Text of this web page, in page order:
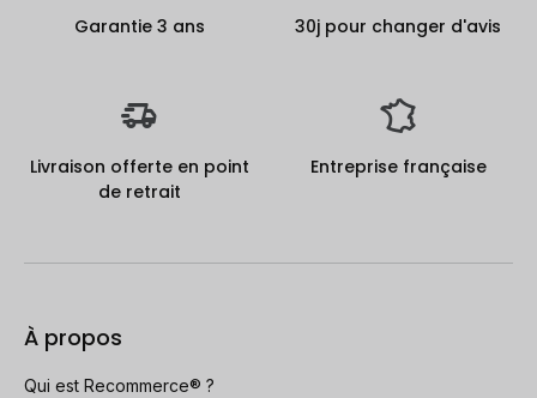
Garantie 3 ans 30j pour changer d'avis
Livraison offerte en point
de retrait
Entreprise française
À propos
Qui est Recommerce® ?